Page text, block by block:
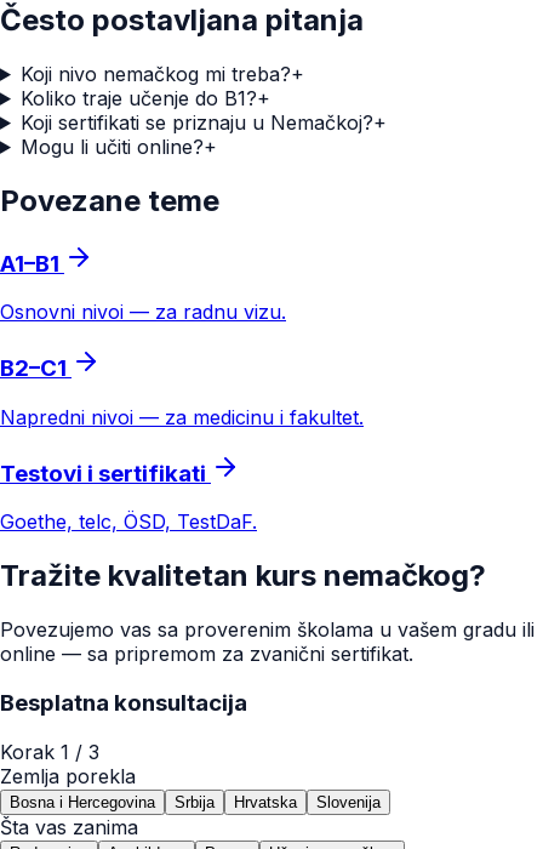
Često postavljana pitanja
Koji nivo nemačkog mi treba?+
Koliko traje učenje do B1?+
Koji sertifikati se priznaju u Nemačkoj?+
Mogu li učiti online?+
Povezane teme
A1–B1
Osnovni nivoi — za radnu vizu.
B2–C1
Napredni nivoi — za medicinu i fakultet.
Testovi i sertifikati
Goethe, telc, ÖSD, TestDaF.
Tražite kvalitetan kurs nemačkog?
Povezujemo vas sa proverenim školama u vašem gradu ili
online — sa pripremom za zvanični sertifikat.
Besplatna konsultacija
Korak 1 / 3
Zemlja porekla
Bosna i Hercegovina Srbija Hrvatska Slovenija
Šta vas zanima